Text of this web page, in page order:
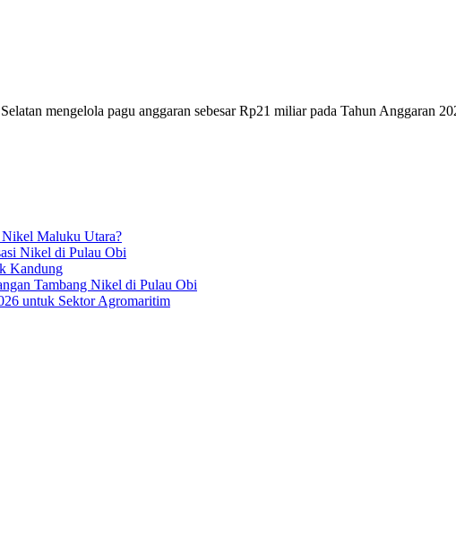
mengelola pagu anggaran sebesar Rp21 miliar pada Tahun Anggaran
Maluku Utara?
Nikel di Pulau Obi
Kandung
Tambang Nikel di Pulau Obi
untuk Sektor Agromaritim